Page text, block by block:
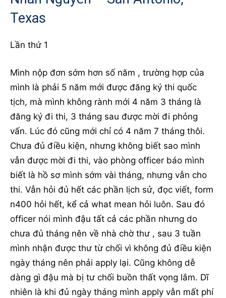
Texas
Lần thứ 1
Mình nộp đơn sớm hơn số năm , trường hợp của
mình là phải 5 năm mới được đăng ký thi quốc
tịch, mà mình không rành mới 4 năm 3 tháng là
đăng ký đi thi, 3 tháng sau được mời đi phỏng
vấn. Lúc đó cũng mới chỉ có 4 năm 7 tháng thôi.
Chưa đủ điều kiện, nhưng không biết sao mình
vẫn được mời đi thi, vào phòng officer báo mình
biết là hồ sơ mình sớm vài tháng, nhưng vẫn cho
thi. Vẫn hỏi đủ hết các phần lịch sử, đọc viết, form
n400 hỏi hết, kể cả what mean hỏi luôn. Sau đó
officer nói mình đậu tất cả các phần nhưng do
chưa đủ tháng nên về nhà chờ thư , sau 3 tuần
mình nhận được thư từ chối vì không đủ điều kiện
ngày tháng nên phải apply lại. Cũng không dễ
dàng gì đậu mà bị tư chối buồn thất vọng lắm. Dĩ
nhiên là khi đủ ngày tháng mình apply vẫn mất phí